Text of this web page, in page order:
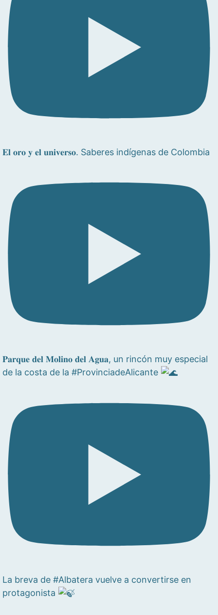
𝐄𝐥 𝐨𝐫𝐨 𝐲 𝐞𝐥 𝐮𝐧𝐢𝐯𝐞𝐫𝐬𝐨. Saberes indígenas de Colombia
𝐏𝐚𝐫𝐪𝐮𝐞 𝐝𝐞𝐥 𝐌𝐨𝐥𝐢𝐧𝐨 𝐝𝐞𝐥 𝐀𝐠𝐮𝐚, un rincón muy especial
de la costa de la #ProvinciadeAlicante
La breva de #Albatera vuelve a convertirse en
protagonista